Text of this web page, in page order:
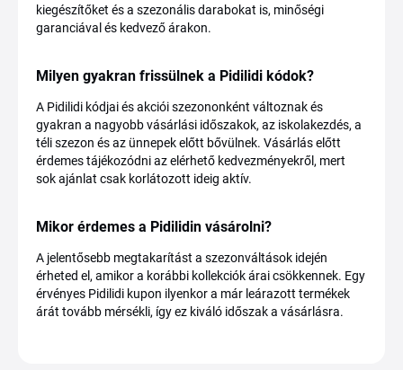
kiegészítőket és a szezonális darabokat is, minőségi
garanciával és kedvező árakon.
Milyen gyakran frissülnek a Pidilidi kódok?
A Pidilidi kódjai és akciói szezononként változnak és
gyakran a nagyobb vásárlási időszakok, az iskolakezdés, a
téli szezon és az ünnepek előtt bővülnek. Vásárlás előtt
érdemes tájékozódni az elérhető kedvezményekről, mert
sok ajánlat csak korlátozott ideig aktív.
Mikor érdemes a Pidilidin vásárolni?
A jelentősebb megtakarítást a szezonváltások idején
érheted el, amikor a korábbi kollekciók árai csökkennek. Egy
érvényes Pidilidi kupon ilyenkor a már leárazott termékek
árát tovább mérsékli, így ez kiváló időszak a vásárlásra.